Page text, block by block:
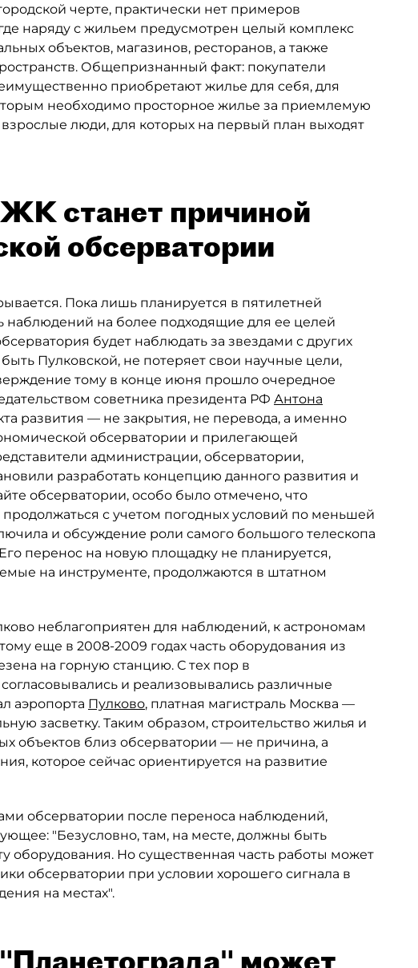
черте, практически нет примеров
наряду с жильем предусмотрен целый комплекс
объектов, магазинов, ресторанов, а также
Общепризнанный факт: покупатели
приобретают жилье для себя, для
необходимо просторное жилье за приемлемую
люди, для которых на первый план выходят
станет причиной
обсерватории
Пока лишь планируется в пятилетней
наблюдений на более подходящие для ее целей
будет наблюдать за звездами с других
Пулковской, не потеряет свои научные цели,
тому в конце июня прошло очередное
советника президента РФ Антона
развития — не закрытия, не перевода, а именно
обсерватории и прилегающей
администрации, обсерватории,
разработать концепцию данного развития и
обсерватории, особо было отмечено, что
с учетом погодных условий по меньшей
и обсуждение роли самого большого телескопа
перенос на новую площадку не планируется,
на инструменте, продолжаются в штатном
неблагоприятен для наблюдений, к астрономам
еще в 2008-2009 годах часть оборудования из
на горную станцию. С тех пор в
и реализовывались различные
аэропорта Пулково, платная магистраль Москва —
засветку. Таким образом, строительство жилья и
объектов близ обсерватории — не причина, а
которое сейчас ориентируется на развитие
обсерватории после переноса наблюдений,
"Безусловно, там, на месте, должны быть
оборудования. Но существенная часть работы может
обсерватории при условии хорошего сигнала в
на местах".
может